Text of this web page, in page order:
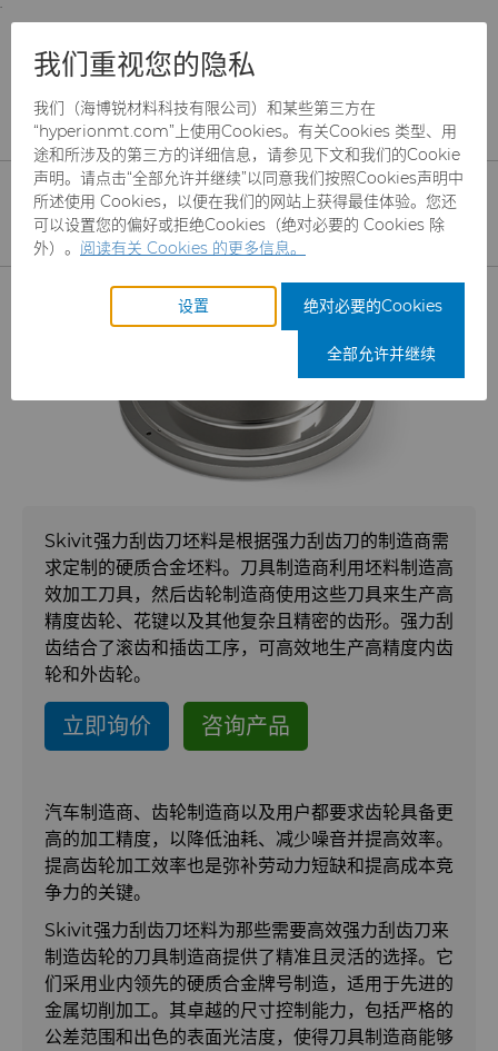
;
and information are based on this region.
Close Change region
CBN颗粒
CBN微粉
金刚石微粉
超优级金刚石微粉
制罐模具
冲杯模具解决方案
缩颈模具解决方案
Extrusion Tooling Solutions
硬质合金棒料
专用硬质合金棒料
通用硬质合金棒料
硬质合金辊环
硬质合金轧辊
Custom Cutting Tools
PCD & PCBN Tooling
研磨膏和研磨液
金刚石研磨膏
Hyperion金刚石研磨液
流体处理
食品加工零部件
喷涂与点胶零部件
成形模具坯料
粉末冶金压制模具
齿轮滚刀坯料
滚刀坯料
螺旋伞齿刀坯料
Skivit™强力刮齿刀坯料
Skivit™强力刮齿刀坯料
面向强力刮齿刀制造商的高性能坯料，用于
支持高精度齿轮、花键以及其他复杂且精密
齿形的加工
Skivit强力刮齿刀坯料是根据强力刮齿刀的制造商需
求定制的硬质合金坯料。刀具制造商利用坯料制造高
效加工刀具，然后齿轮制造商使用这些刀具来生产高
精度齿轮、花键以及其他复杂且精密的齿形。强力刮
齿结合了滚齿和插齿工序，可高效地生产高精度内齿
轮和外齿轮。
立即询价 咨询产品
汽车制造商、齿轮制造商以及用户都要求齿轮具备更
高的加工精度，以降低油耗、减少噪音并提高效率。
提高齿轮加工效率也是弥补劳动力短缺和提高成本竞
争力的关键。
Skivit强力刮齿刀坯料为那些需要高效强力刮齿刀来
制造齿轮的刀具制造商提供了精准且灵活的选择。它
们采用业内领先的硬质合金牌号制造，适用于先进的
金属切削加工。其卓越的尺寸控制能力，包括严格的
公差范围和出色的表面光洁度，使得刀具制造商能够
我们重视您的隐私
我们（海博锐材料科技有限公司）和某些第三方在
“hyperionmt.com”上使用Cookies。有关Cookies 类型、用
途和所涉及的第三方的详细信息，请参见下文和我们的Cookie
声明。请点击“全部允许并继续”以同意我们按照Cookies声明中
所述使用 Cookies，以便在我们的网站上获得最佳体验。您还
可以设置您的偏好或拒绝Cookies（绝对必要的 Cookies 除
外）。 阅读有关 Cookies 的更多信息。
设置 绝对必要的Cookies
全部允许并继续